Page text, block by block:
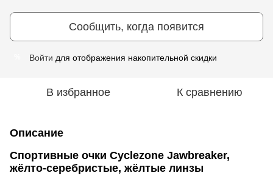
Сообщить, когда появится
Войти для отображения накопительной скидки
В избранное К сравнению
Описание
Спортивные очки Cyclezone Jawbreaker,
жёлто-серебристые, жёлтые линзы